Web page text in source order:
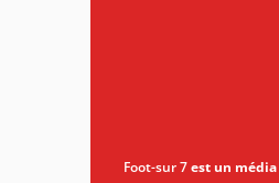
Foot-sur 7est un média